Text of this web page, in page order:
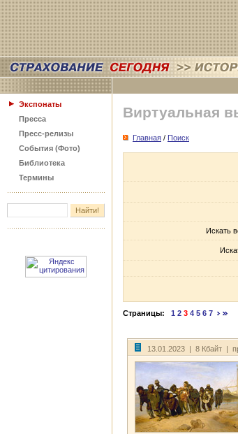
Экспонаты
Пресса
Пресс-релизы
События (Фото)
Библиотека
Термины
Виртуальная
Главная / Поиск
Искать
Страницы: 1 2 3 4 5 6 7
13.01.2023 | 8 Кбайт |